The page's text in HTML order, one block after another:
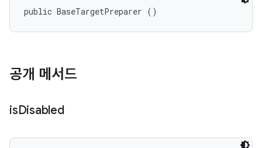
public BaseTargetPreparer ()
공개 메서드
isDisabled